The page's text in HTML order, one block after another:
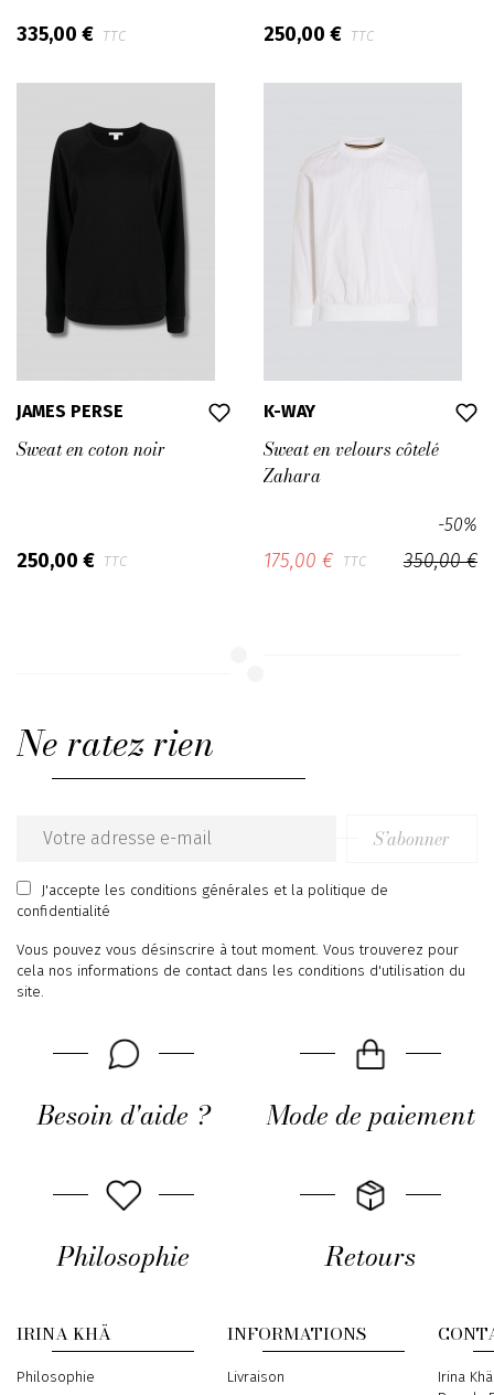
335,00 € TTC 250,00 € TTC
JAMES PERSE
Sweat en coton noir
250,00 € TTC
K-WAY
Sweat en velours côtelé
Zahara
350,00 €
-50%
175,00 € TTC
Ne ratez rien
Email
address
S’abonner
J'accepte les conditions générales et la politique de
confidentialité
Vous pouvez vous désinscrire à tout moment. Vous trouverez pour
cela nos informations de contact dans les conditions d'utilisation du
site.
Besoin d'aide ? Mode de paiement
Philosophie Retours
IRINA KHÄ
Philosophie
INFORMATIONS
Livraison Address
Irina Khä